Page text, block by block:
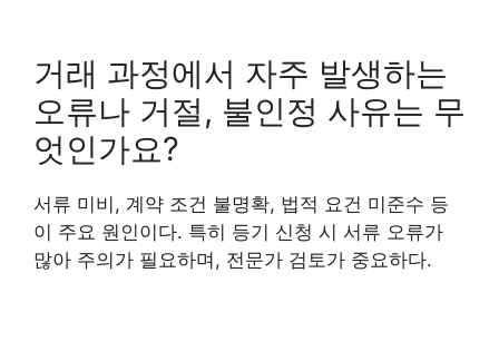
거래 과정에서 자주 발생하는
오류나 거절, 불인정 사유는 무
엇인가요?
서류 미비, 계약 조건 불명확, 법적 요건 미준수 등
이 주요 원인이다. 특히 등기 신청 시 서류 오류가
많아 주의가 필요하며, 전문가 검토가 중요하다.